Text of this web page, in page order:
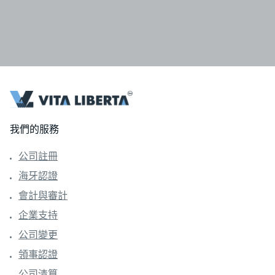
我們的服務
公司註冊
海牙認證
會計與審計
企業支持
公司變更
領事認證